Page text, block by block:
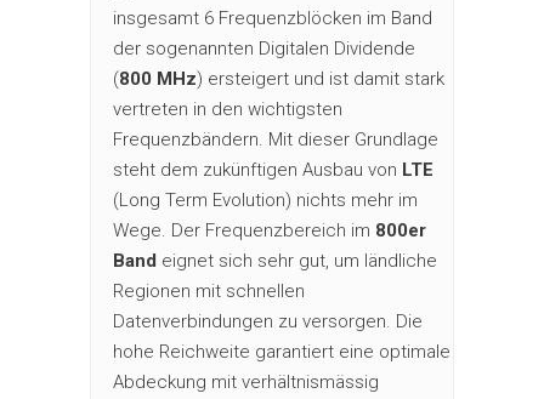
insgesamt 6 Frequenzblöcken im Band
der sogenannten Digitalen Dividende
(800 MHz) ersteigert und ist damit stark
vertreten in den wichtigsten
Frequenzbändern. Mit dieser Grundlage
steht dem zukünftigen Ausbau von LTE
(Long Term Evolution) nichts mehr im
Wege. Der Frequenzbereich im 800er
Band eignet sich sehr gut, um ländliche
Regionen mit schnellen
Datenverbindungen zu versorgen. Die
hohe Reichweite garantiert eine optimale
Abdeckung mit verhältnismässig